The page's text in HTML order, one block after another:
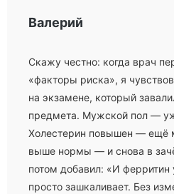
Валерий
Скажу честно: когда врач
«факторы риска», я
на экзамене, который
предмета. Мужской пол —
Холестерин повышен — ещё
выше нормы — и снова в
потом добавил: «И ферритин
просто зашкаливает. Без